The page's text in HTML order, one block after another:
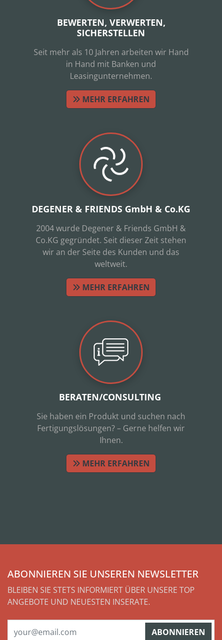
BEWERTEN, VERWERTEN,
SICHERSTELLEN
Seit mehr als 10 Jahren arbeiten wir Hand
in Hand mit Banken und
Leasingunternehmen.
MEHR ERFAHREN
DEGENER & FRIENDS GmbH & Co.KG
2004 wurde Degener & Friends GmbH &
Co.KG gegründet. Seit dieser Zeit stehen
wir an der Seite des Kunden und das
weltweit.
MEHR ERFAHREN
BERATEN/CONSULTING
Sie haben ein Produkt und suchen nach
Fertigungslösungen? – Gerne helfen wir
Ihnen.
MEHR ERFAHREN
ABONNIEREN SIE UNSEREN NEWSLETTER
BLEIBEN SIE STETS INFORMIERT ÜBER UNSERE TOP
ANGEBOTE UND NEUESTEN INSERATE.
ABONNIEREN